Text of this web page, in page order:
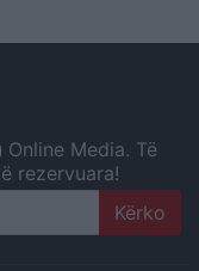
Media. Të
rezervuara!